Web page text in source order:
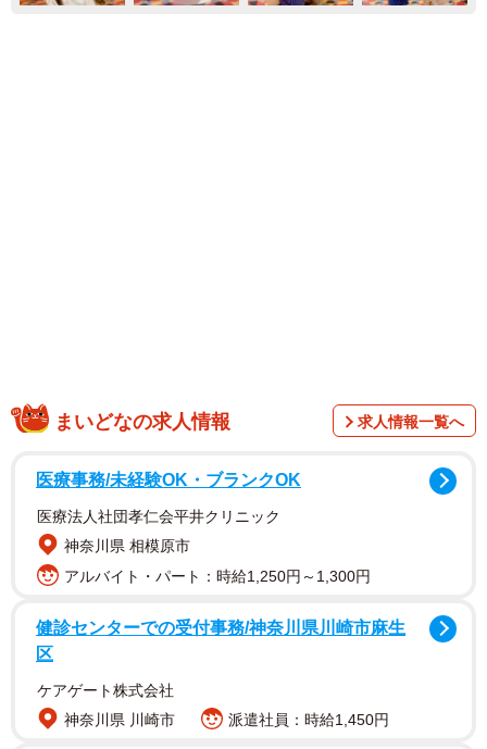
まいどなの求人情報 求人情報一覧へ
医療事務/未経験OK・ブランクOK
医療法人社団孝仁会平井クリニック
神奈川県 相模原市
アルバイト・パート：時給1,250円～1,300円
健診センターでの受付事務/神奈川県川崎市麻生
区
ケアゲート株式会社
神奈川県 川崎市
派遣社員：時給1,450円